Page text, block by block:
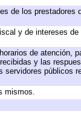
de los prestadores
y de intereses
de atención,
y las
públicos
mismos.